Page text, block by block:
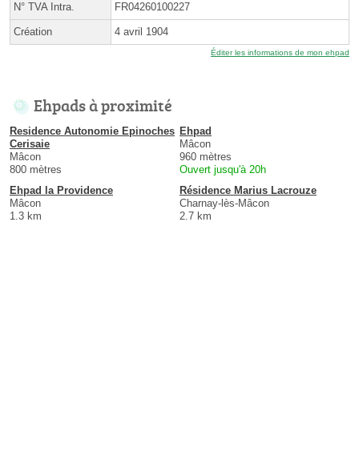
N° TVA Intra. FR04260100227
Création 4 avril 1904
Éditer les informations de mon ehpad
Ehpads à proximité
Residence Autonomie Epinoches
Cerisaie
Mâcon
800 mètres
Ehpad
Mâcon
960 mètres
Ouvert jusqu'à 20h
Ehpad la Providence
Mâcon
1.3 km
Résidence Marius Lacrouze
Charnay-lès-Mâcon
2.7 km